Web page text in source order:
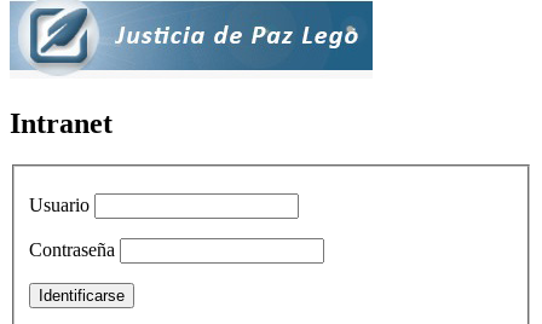
Intranet
Usuario
Contraseña